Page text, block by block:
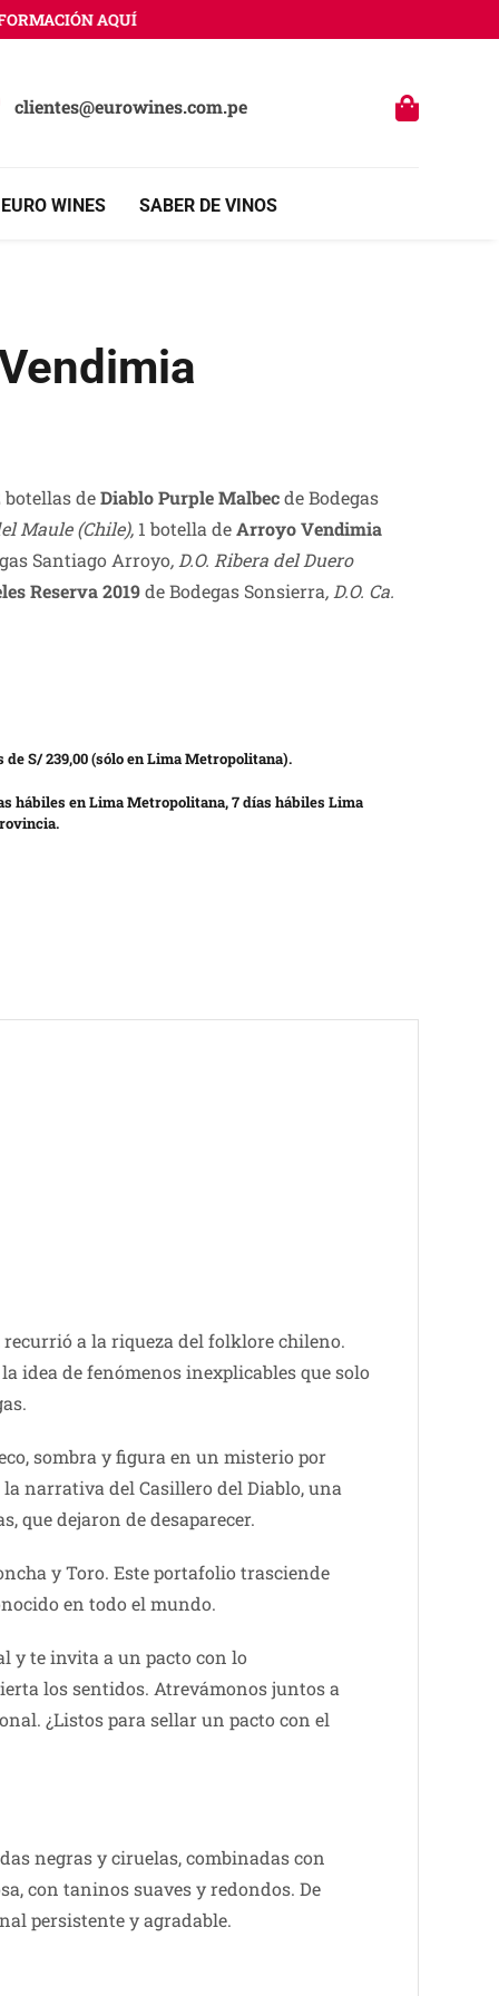
AQUÍ
clientes@eurowines.com.pe
WINES SABER DE VINOS
botellas deDiablo Purple Malbecde Bodegas
Maule (Chile), 1 botella deArroyo Vendimia
Santiago Arroyo, D.O. Ribera del Duero
Reserva 2019de Bodegas Sonsierra, D.O. Ca.
S/ 239,00 (sólo en Lima Metropolitana).
hábiles en Lima Metropolitana, 7 días hábiles Lima
a la riqueza del folklore chileno.
idea de fenómenos inexplicables que solo
sombra y figura en un misterio por
narrativa del Casillero del Diablo, una
que dejaron de desaparecer.
y Toro. Este portafolio trasciende
en todo el mundo.
y te invita a un pacto con lo
los sentidos. Atrevámonos juntos a
¿Listos para sellar un pacto con el
negras y ciruelas, combinadas con
con taninos suaves y redondos. De
persistente y agradable.